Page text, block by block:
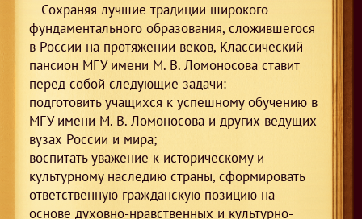
Сохраняя лучшие традиции широкого
фундаментального образования, сложившегося
в России на протяжении веков, Классический
пансион МГУ имени М. В. Ломоносова ставит
перед собой следующие задачи:
подготовить учащихся к успешному обучению в
МГУ имени М. В. Ломоносова и других ведущих
вузах России и мира;
воспитать уважение к историческому и
культурному наследию страны, сформировать
ответственную гражданскую позицию на
основе духовно-нравственных и культурно-